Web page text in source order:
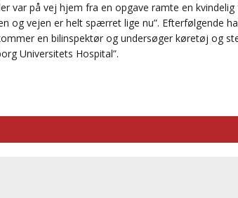
var på vej hjem fra en opgave ramte en
og vejen er helt spærret lige nu”. Efterfølgende
en bilinspektør og undersøger køretøj og
Universitets Hospital”.